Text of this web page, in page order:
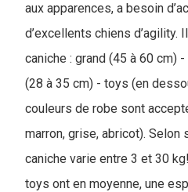
aux apparences, a besoin
d’excellents chiens
caniche : grand (45 à 60 cm)
(28 à 35 cm) - toys (en
couleurs de robe sont
marron, grise, abricot). Selon
caniche varie entre 3 et 30
toys ont en moyenne, une